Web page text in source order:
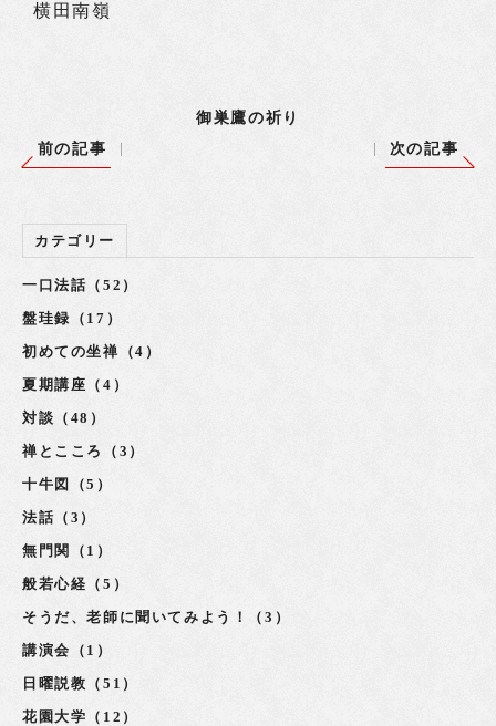
横田南嶺
御巣鷹の祈り
前の記事
次の記事
カテゴリー
一口法話（52）
盤珪録（17）
初めての坐禅（4）
夏期講座（4）
対談（48）
禅とこころ（3）
十牛図（5）
法話（3）
無門関（1）
般若心経（5）
そうだ、老師に聞いてみよう！（3）
講演会（1）
日曜説教（51）
花園大学（12）